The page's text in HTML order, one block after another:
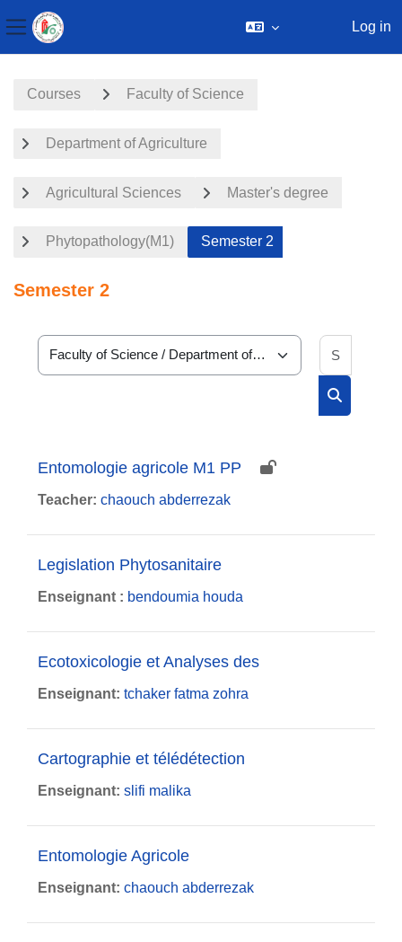
Side panel
Log in
Courses Faculty of Science
Department of Agriculture
Agricultural Sciences Master's degree
Phytopathology(M1) Semester 2
Semester 2
Course categories
Entomologie agricole M1 PP
Teacher: chaouch abderrezak
Legislation Phytosanitaire
Enseignant : bendoumia houda
Ecotoxicologie et Analyses des
Enseignant: tchaker fatma zohra
Cartographie et télédétection
Enseignant: slifi malika
Entomologie Agricole
Enseignant: chaouch abderrezak